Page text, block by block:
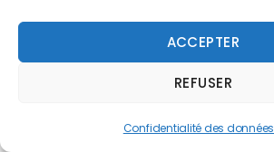
ACCEPTER
REFUSER
Confidentialité des données
avril 2024
mars 2024